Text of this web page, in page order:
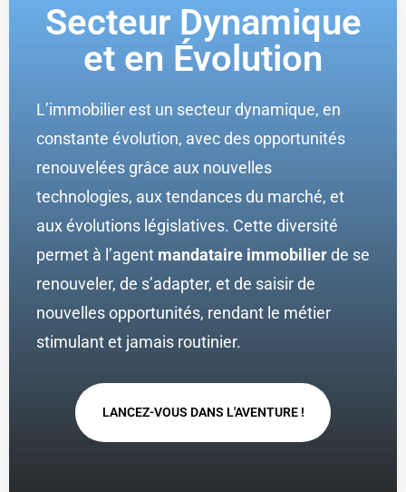
Secteur Dynamique
et en Évolution
L’immobilier est un secteur dynamique, en
constante évolution, avec des opportunités
renouvelées grâce aux nouvelles
technologies, aux tendances du marché, et
aux évolutions législatives. Cette diversité
permet à l’agent mandataire immobilierde se
renouveler, de s’adapter, et de saisir de
nouvelles opportunités, rendant le métier
stimulant et jamais routinier.
LANCEZ-VOUS DANS L'AVENTURE !